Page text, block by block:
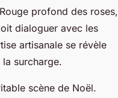
profond des roses,
dialoguer avec les
artisanale se révèle
surcharge.
scène de Noël.